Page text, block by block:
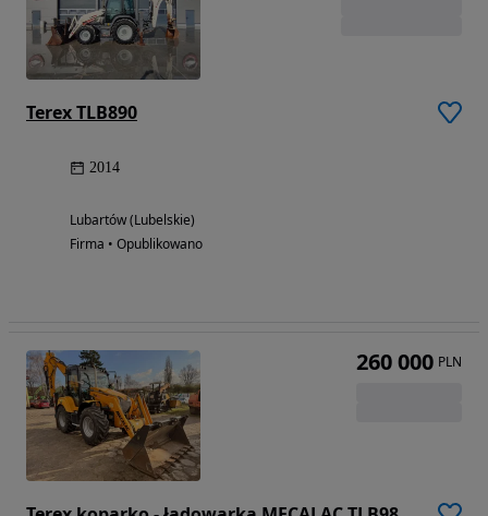
Terex TLB890
2014
Lubartów (Lubelskie)
Firma • Opublikowano
260 000 PLN